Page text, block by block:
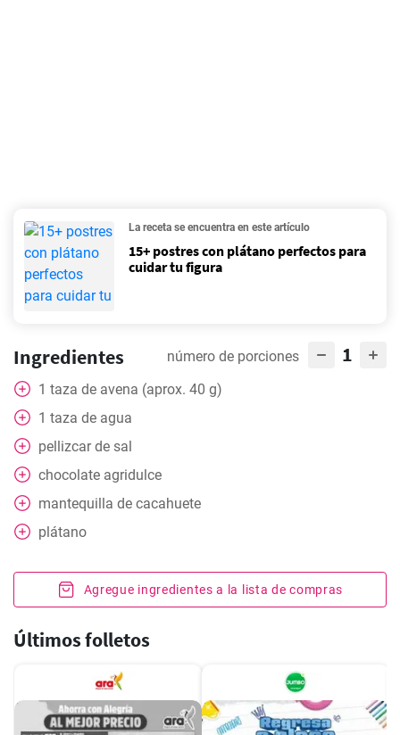
La receta se encuentra en este artículo
15+ postres con plátano perfectos para
cuidar tu figura
Ingredientes número de porciones 1
1 taza de avena (aprox. 40 g)
1 taza de agua
pellizcar de sal
chocolate agridulce
mantequilla de cacahuete
plátano
Agregue ingredientes a la lista de compras
Últimos folletos